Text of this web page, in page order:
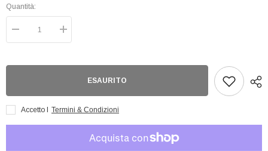
Quantità:
Diminuisci
quantità
Shield
Rosso
Cremisi
-
Aumenta
quantità
Shield
Rosso
Cremisi
-
ESAURITO
Accetto I Termini & Condizioni